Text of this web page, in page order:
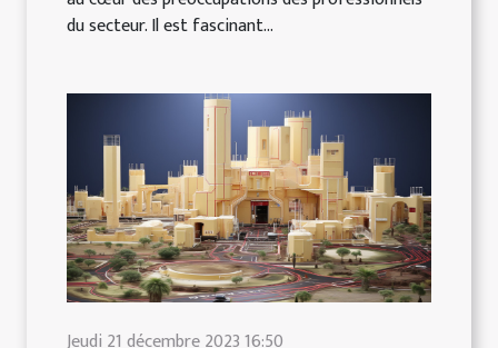
du secteur. Il est fascinant...
Jeudi 21 décembre 2023 16:50